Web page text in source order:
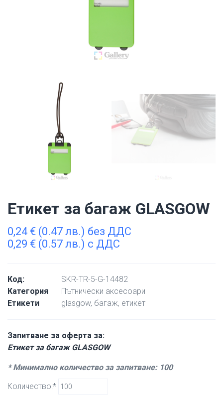
Етикет за багаж GLASGOW
0,24 € (0.47 лв.) без ДДС
0,29 € (0.57 лв.) с ДДС
Код:
SKR-TR-5-G-14482
Категория
Пътнически аксесоари
Етикети
glasgow, багаж, етикет
Запитване за оферта за:
Етикет за багаж GLASGOW
* Минимално количество за запитване: 100
Количество:*